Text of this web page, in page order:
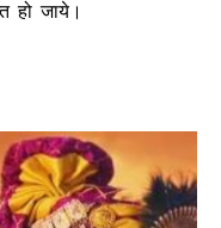
हो जाये।